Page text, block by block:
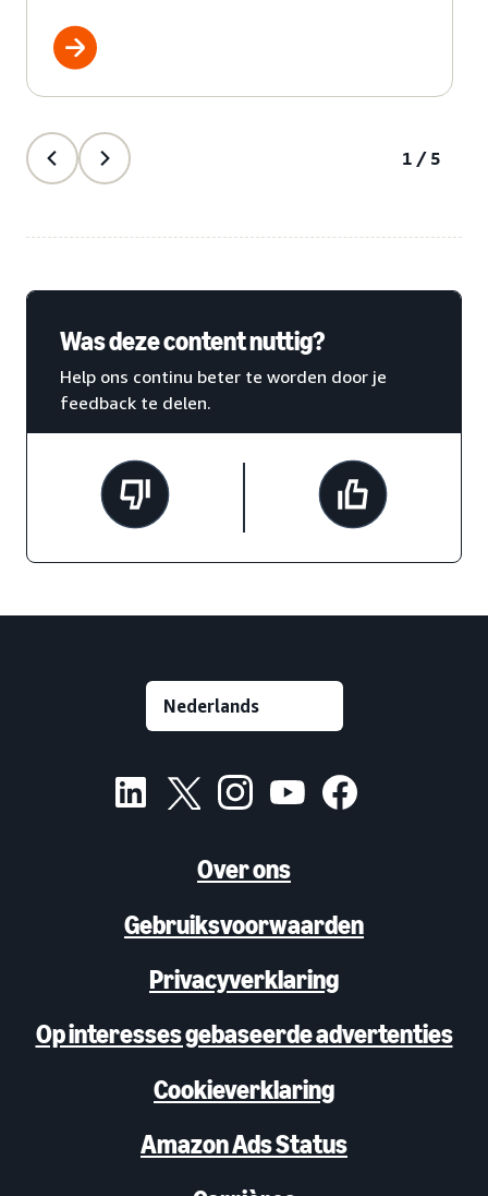
websites.
1/5
Was deze content nuttig?
Help ons continu beter te worden door je
feedback te delen.
Over ons
Gebruiksvoorwaarden
Privacyverklaring
Op interesses gebaseerde advertenties
Cookieverklaring
Amazon Ads Status